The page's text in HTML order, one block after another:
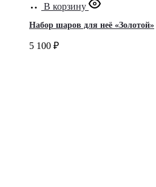
В корзину
Набор шаров для неё «Золотой»
5 100 ₽